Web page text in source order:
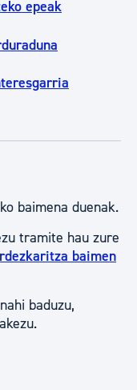
epeak
baimena duenak.
tramite hau zure
baimen
baduzu,